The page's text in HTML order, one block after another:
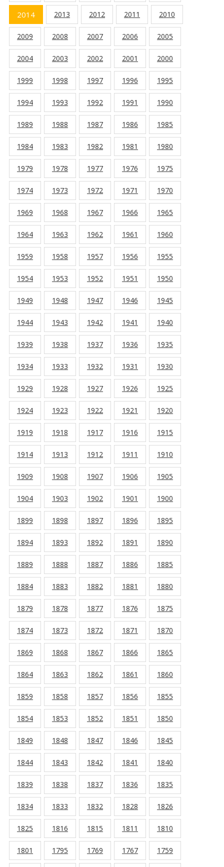
2014 2013 2012 2011 2010
2009 2008 2007 2006 2005
2004 2003 2002 2001 2000
1999 1998 1997 1996 1995
1994 1993 1992 1991 1990
1989 1988 1987 1986 1985
1984 1983 1982 1981 1980
1979 1978 1977 1976 1975
1974 1973 1972 1971 1970
1969 1968 1967 1966 1965
1964 1963 1962 1961 1960
1959 1958 1957 1956 1955
1954 1953 1952 1951 1950
1949 1948 1947 1946 1945
1944 1943 1942 1941 1940
1939 1938 1937 1936 1935
1934 1933 1932 1931 1930
1929 1928 1927 1926 1925
1924 1923 1922 1921 1920
1919 1918 1917 1916 1915
1914 1913 1912 1911 1910
1909 1908 1907 1906 1905
1904 1903 1902 1901 1900
1899 1898 1897 1896 1895
1894 1893 1892 1891 1890
1889 1888 1887 1886 1885
1884 1883 1882 1881 1880
1879 1878 1877 1876 1875
1874 1873 1872 1871 1870
1869 1868 1867 1866 1865
1864 1863 1862 1861 1860
1859 1858 1857 1856 1855
1854 1853 1852 1851 1850
1849 1848 1847 1846 1845
1844 1843 1842 1841 1840
1839 1838 1837 1836 1835
1834 1833 1832 1828 1826
1825 1816 1815 1811 1810
1801 1795 1769 1767 1759